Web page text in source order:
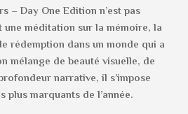
– Day One Edition n’est pas
une méditation sur la mémoire, la
rédemption dans un monde qui a
mélange de beauté visuelle, de
narrative, il s’impose
plus marquants de l’année.